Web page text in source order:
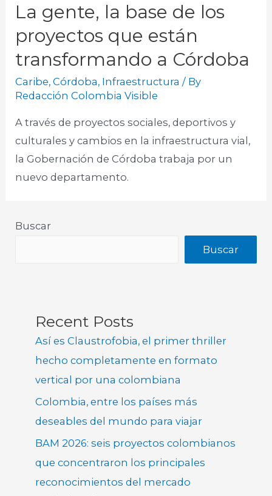
La gente, la base de los
proyectos que están
transformando a Córdoba
Caribe,Córdoba, Infraestructura / By
Redacción Colombia Visible
A través de proyectos sociales, deportivos y
culturales y cambios en la infraestructura vial,
la Gobernación de Córdoba trabaja por un
nuevo departamento.​
Buscar
Buscar
Recent Posts
Así es Claustrofobia, el primer thriller
hecho completamente en formato
vertical por una colombiana
Colombia, entre los países más
deseables del mundo para viajar
BAM 2026: seis proyectos colombianos
que concentraron los principales
reconocimientos del mercado